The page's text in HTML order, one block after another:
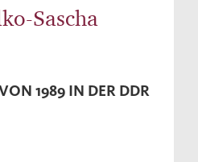
Sascha
1989 IN DER DDR